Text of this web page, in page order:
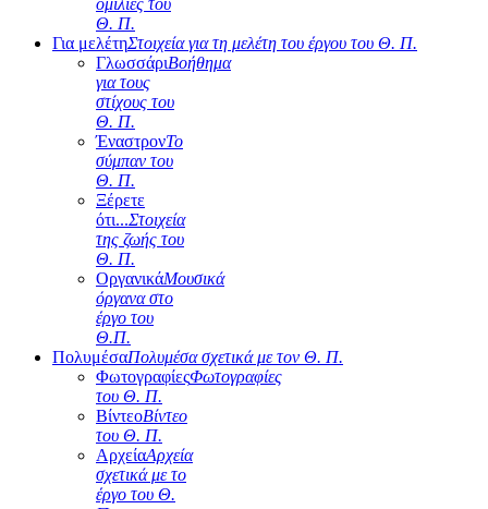
ομιλίες του
Θ. Π.
Για μελέτηΣτοιχεία για τη μελέτη του έργου του Θ. Π.
ΓλωσσάριΒοήθημα
για τους
στίχους του
Θ. Π.
ΈναστρονΤο
σύμπαν του
Θ. Π.
Ξέρετε
ότι...Στοιχεία
της ζωής του
Θ. Π.
ΟργανικάΜουσικά
όργανα στο
έργο του
Θ.Π.
ΠολυμέσαΠολυμέσα σχετικά με τον Θ. Π.
ΦωτογραφίεςΦωτογραφίες
του Θ. Π.
ΒίντεοΒίντεο
του Θ. Π.
ΑρχείαΑρχεία
σχετικά με το
έργο του Θ.